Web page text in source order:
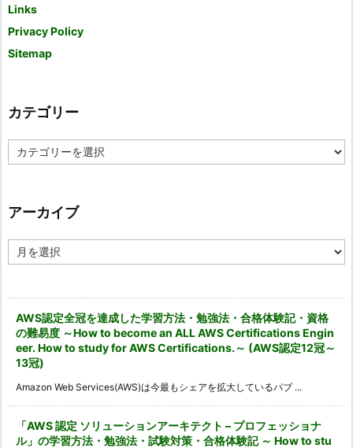
Links
Privacy Policy
Sitemap
カテゴリー
テ
ー
アーカイブ
ー
AWS認定全冠を達成した学習方法・勉強法・合格体験記・資格
の難易度 ～How to become an ALL AWS Certifications Engin
eer. How to study for AWS Certifications.～ (AWS認定12冠～
13冠)
Amazon Web Services(AWS)は今最もシェアを拡大しているパブ ...
「AWS 認定 ソリューションアーキテクト – プロフェッショナ
ル」の学習方法・勉強法・試験対策・合格体験記 ～ How to stu